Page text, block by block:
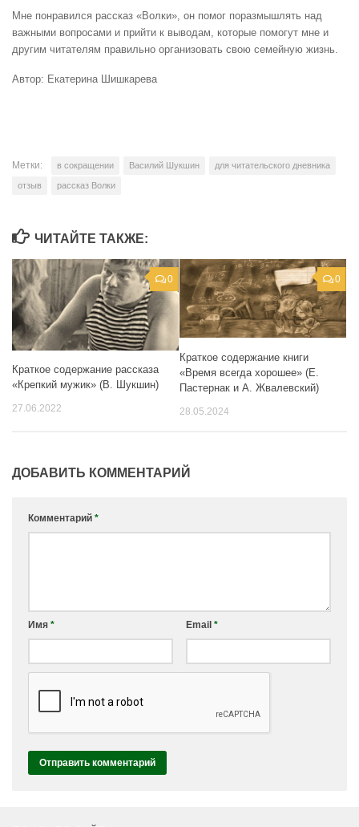
Мне понравился рассказ «Волки», он помог поразмышлять над
важными вопросами и прийти к выводам, которые помогут мне и
другим читателям правильно организовать свою семейную жизнь.
Автор: Екатерина Шишкарева
Метки: в сокращении Василий Шукшин для читательского дневника
отзыв рассказ Волки
ЧИТАЙТЕ ТАКЖЕ:
0
Краткое содержание рассказа
«Крепкий мужик» (В. Шукшин)
27.06.2022
0
Краткое содержание книги
«Время всегда хорошее» (Е.
Пастернак и А. Жвалевский)
28.05.2024
ДОБАВИТЬ КОММЕНТАРИЙ
Комментарий *
Имя * Email *